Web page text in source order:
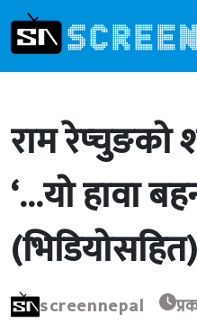
राम रेप्चुङको
‘…यो हावा
(भिडियोसहित)
screennepal